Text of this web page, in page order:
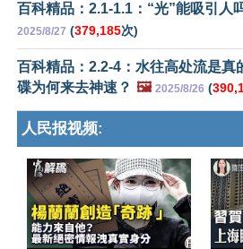
百科精品：2.1-1.1：“光”能吸引人
2025/8/27 (379,185次)
百科精品：2.2-4：水往高处流是真
碟为何来去神速？ 🖼️ 2025/8/26 (
人民报视频: